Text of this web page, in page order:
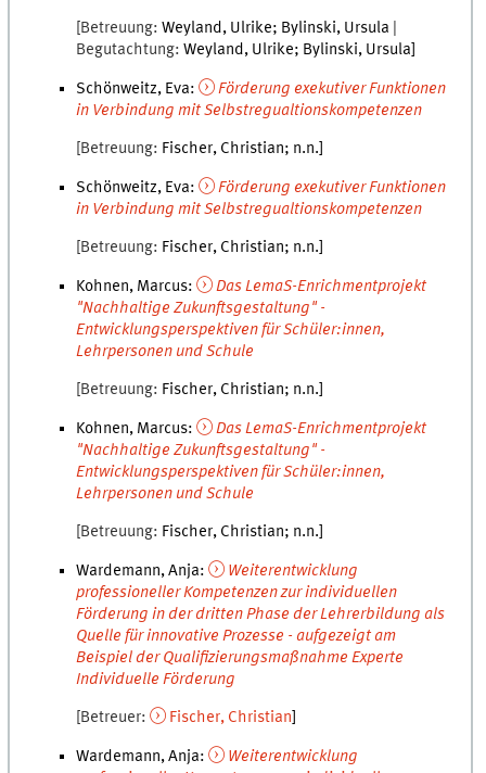
Betreuung Weyland, Ulrike Bylinski, Ursula
Begutachtung Weyland, Ulrike Bylinski, Ursula
Schönweitz, Eva:
Förderung exekutiver Funktionen
in Verbindung mit Selbstregualtionskompetenzen
Betreuung Fischer, Christian n.n.
Schönweitz, Eva:
Förderung exekutiver Funktionen
in Verbindung mit Selbstregualtionskompetenzen
Betreuung Fischer, Christian n.n.
Kohnen, Marcus:
Das LemaS-Enrichmentprojekt
"Nachhaltige Zukunftsgestaltung" -
Entwicklungsperspektiven für Schüler:innen,
Lehrpersonen und Schule
Betreuung Fischer, Christian n.n.
Kohnen, Marcus:
Das LemaS-Enrichmentprojekt
"Nachhaltige Zukunftsgestaltung" -
Entwicklungsperspektiven für Schüler:innen,
Lehrpersonen und Schule
Betreuung Fischer, Christian n.n.
Wardemann, Anja:
Weiterentwicklung
professioneller Kompetenzen zur individuellen
Förderung in der dritten Phase der Lehrerbildung als
Quelle für innovative Prozesse - aufgezeigt am
Beispiel der Qualifizierungsmaßnahme Experte
Individuelle Förderung
Betreuer Fischer, Christian
Wardemann, Anja:
Weiterentwicklung